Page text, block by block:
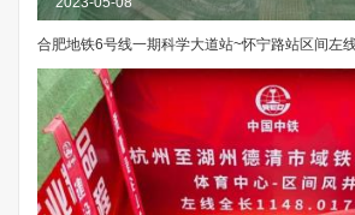
合肥地铁6号线一期科学大道站~怀宁路站区间左